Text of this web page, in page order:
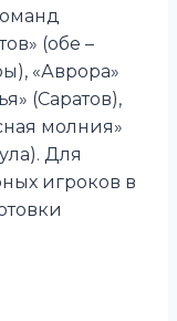
(обе –
«Аврора»
(Саратов),
молния»
Для
игроков в